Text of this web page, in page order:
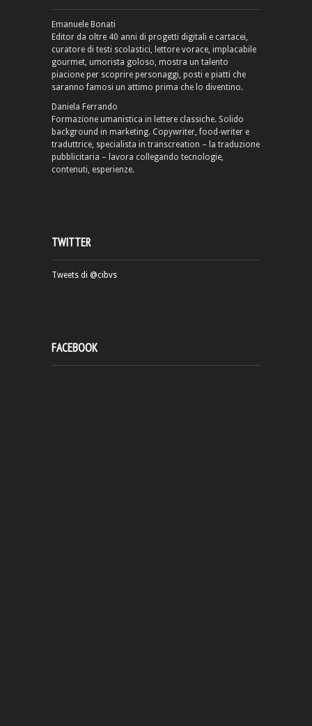
Emanuele Bonati
Editor da oltre 40 anni di progetti digitali e cartacei,
curatore di testi scolastici, lettore vorace, implacabile
gourmet, umorista goloso, mostra un talento
piacione per scoprire personaggi, posti e piatti che
saranno famosi un attimo prima che lo diventino.
Daniela Ferrando
Formazione umanistica in lettere classiche. Solido
background in marketing. Copywriter, food-writer e
traduttrice, specialista in transcreation – la traduzione
pubblicitaria – lavora collegando tecnologie,
contenuti, esperienze.
TWITTER
Tweets di @cibvs
FACEBOOK